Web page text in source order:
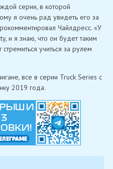
серии, в которой
я очень рад увидеть его за
Чайлдресс. «У
и я знаю, что он будет таким
учиться за рулем
все в серии Truck Series с
2019 года.